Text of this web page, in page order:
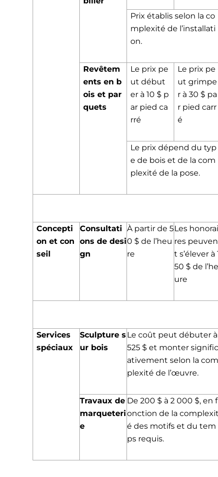
Prix établis selon la co
mplexité de l’installati
on.
Revêtem
ents en b
ois et par
quets
Le prix pe
ut début
er à 10 $ p
ar pied ca
rré
Le prix pe
ut grimpe
r à 30 $ pa
r pied carr
é
Le prix dépend du typ
e de bois et de la com
plexité de la pose.
Concepti
on et con
seil
Consultati
ons de desi
gn
À partir de 5
0 $ de l’heu
re
Les
res peuven
t s’élever à
50 $ de
ure
Services
spéciaux
Sculpture s
ur bois
Le coût peut débuter à
525 $ et monter
ativement selon la
plexité de l’œuvre.
Travaux de
marqueteri
e
De 200 $ à 2 000 $, en f
onction de la
é des motifs et du tem
ps requis.